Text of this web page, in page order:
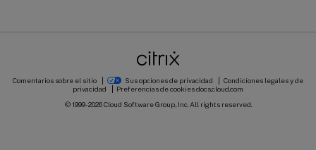
Comentarios sobre el sitio Sus opciones de privacidad
Condiciones legales y de
privacidad
Preferencias de cookiesdocs.cloud.com
© 1999-2026Cloud Software Group, Inc. All rights reserved.